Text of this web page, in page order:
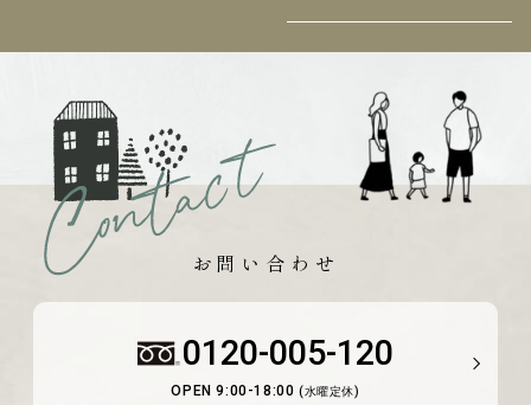
お問い合わせ
0120-005-120
OPEN 9:00-18:00 (水曜定休)